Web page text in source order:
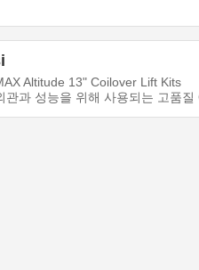
Altitude 13" Coilover Lift Kits
관과 성능을 위해 사용되는 고품질